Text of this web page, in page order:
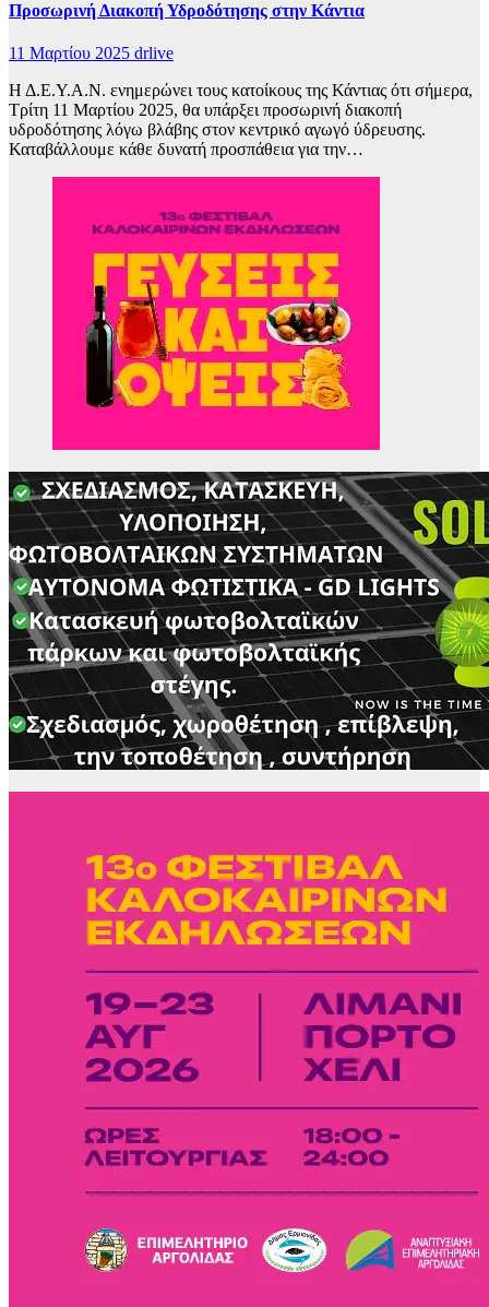
Προσωρινή Διακοπή Υδροδότησης στην Κάντια
11 Μαρτίου 2025 drlive
Η Δ.Ε.Υ.Α.Ν. ενημερώνει τους κατοίκους της Κάντιας ότι σήμερα,
Τρίτη 11 Μαρτίου 2025, θα υπάρξει προσωρινή διακοπή
υδροδότησης λόγω βλάβης στον κεντρικό αγωγό ύδρευσης.
Καταβάλλουμε κάθε δυνατή προσπάθεια για την…